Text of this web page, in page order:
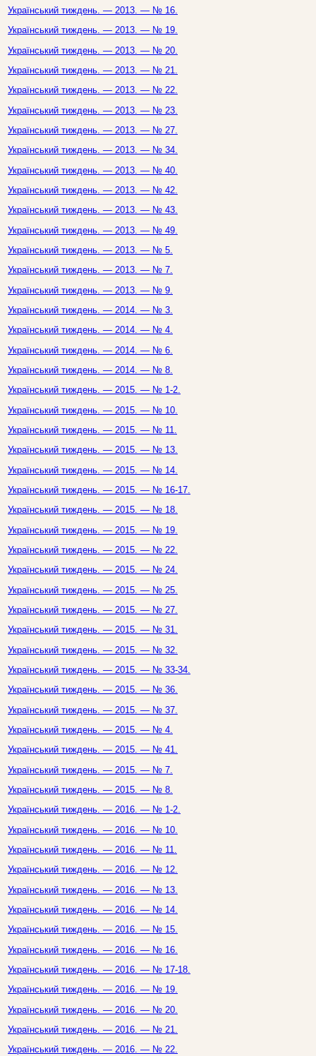
Український тиждень. — 2013. — № 16.
Український тиждень. — 2013. — № 19.
Український тиждень. — 2013. — № 20.
Український тиждень. — 2013. — № 21.
Український тиждень. — 2013. — № 22.
Український тиждень. — 2013. — № 23.
Український тиждень. — 2013. — № 27.
Український тиждень. — 2013. — № 34.
Український тиждень. — 2013. — № 40.
Український тиждень. — 2013. — № 42.
Український тиждень. — 2013. — № 43.
Український тиждень. — 2013. — № 49.
Український тиждень. — 2013. — № 5.
Український тиждень. — 2013. — № 7.
Український тиждень. — 2013. — № 9.
Український тиждень. — 2014. — № 3.
Український тиждень. — 2014. — № 4.
Український тиждень. — 2014. — № 6.
Український тиждень. — 2014. — № 8.
Український тиждень. — 2015. — № 1-2.
Український тиждень. — 2015. — № 10.
Український тиждень. — 2015. — № 11.
Український тиждень. — 2015. — № 13.
Український тиждень. — 2015. — № 14.
Український тиждень. — 2015. — № 16-17.
Український тиждень. — 2015. — № 18.
Український тиждень. — 2015. — № 19.
Український тиждень. — 2015. — № 22.
Український тиждень. — 2015. — № 24.
Український тиждень. — 2015. — № 25.
Український тиждень. — 2015. — № 27.
Український тиждень. — 2015. — № 31.
Український тиждень. — 2015. — № 32.
Український тиждень. — 2015. — № 33-34.
Український тиждень. — 2015. — № 36.
Український тиждень. — 2015. — № 37.
Український тиждень. — 2015. — № 4.
Український тиждень. — 2015. — № 41.
Український тиждень. — 2015. — № 7.
Український тиждень. — 2015. — № 8.
Український тиждень. — 2016. — № 1-2.
Український тиждень. — 2016. — № 10.
Український тиждень. — 2016. — № 11.
Український тиждень. — 2016. — № 12.
Український тиждень. — 2016. — № 13.
Український тиждень. — 2016. — № 14.
Український тиждень. — 2016. — № 15.
Український тиждень. — 2016. — № 16.
Український тиждень. — 2016. — № 17-18.
Український тиждень. — 2016. — № 19.
Український тиждень. — 2016. — № 20.
Український тиждень. — 2016. — № 21.
Український тиждень. — 2016. — № 22.